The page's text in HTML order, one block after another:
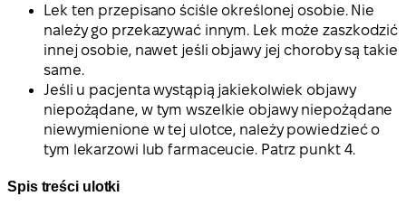
Lek ten przepisano ściśle określonej osobie. Nie
należy go przekazywać innym. Lek może zaszkodzić
innej osobie, nawet jeśli objawy jej choroby są takie
same.
Jeśli u pacjenta wystąpią jakiekolwiek objawy
niepożądane, w tym wszelkie objawy niepożądane
niewymienione w tej ulotce, należy powiedzieć o
tym lekarzowi lub farmaceucie. Patrz punkt 4.
Spis treści ulotki